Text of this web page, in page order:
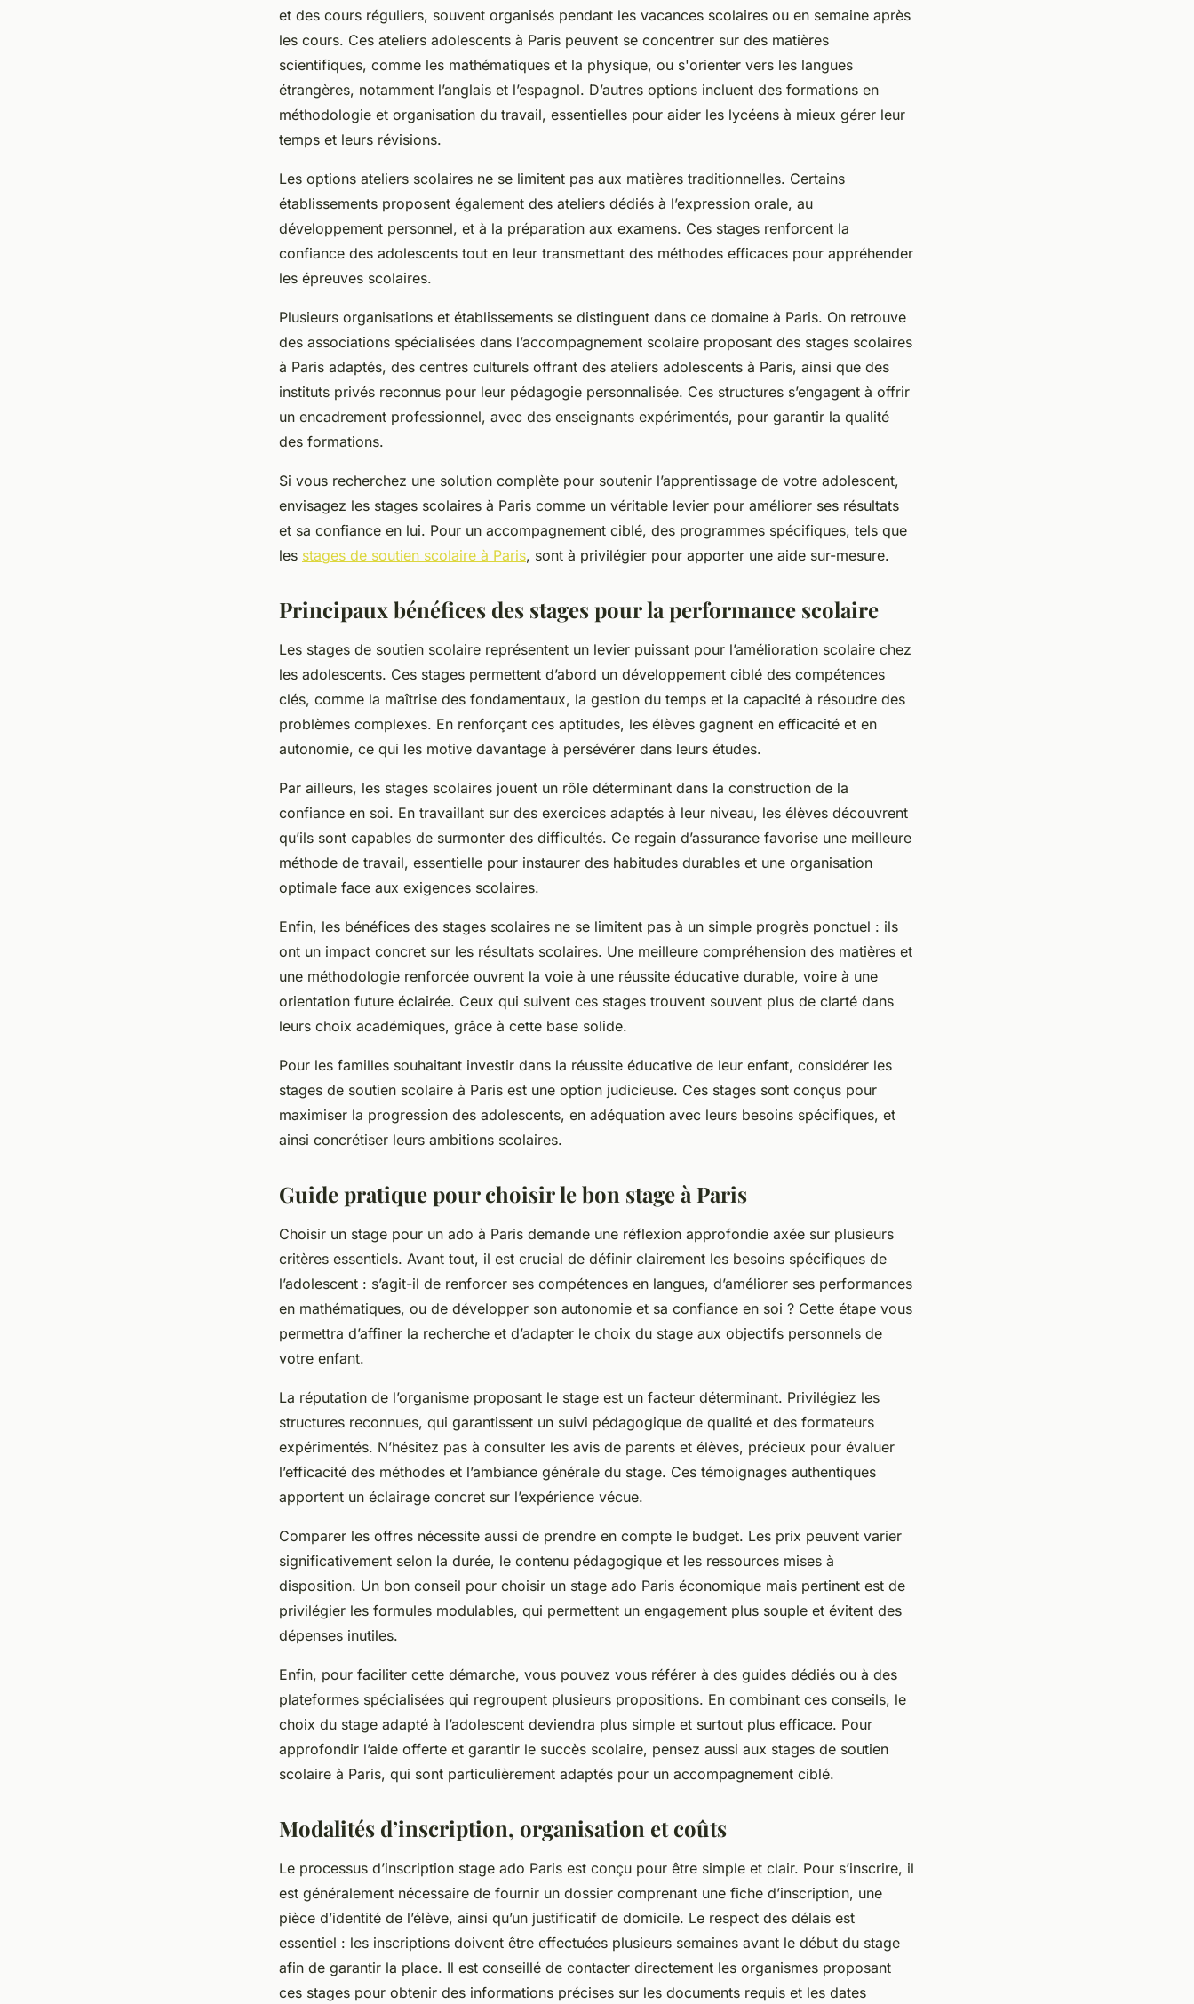
et des cours réguliers, souvent organisés pendant les vacances scolaires ou en semaine après
les cours. Ces ateliers adolescents à Paris peuvent se concentrer sur des matières
scientifiques, comme les mathématiques et la physique, ou s'orienter vers les langues
étrangères, notamment l’anglais et l’espagnol. D’autres options incluent des formations en
méthodologie et organisation du travail, essentielles pour aider les lycéens à mieux gérer leur
temps et leurs révisions.
Les options ateliers scolaires ne se limitent pas aux matières traditionnelles. Certains
établissements proposent également des ateliers dédiés à l’expression orale, au
développement personnel, et à la préparation aux examens. Ces stages renforcent la
confiance des adolescents tout en leur transmettant des méthodes efficaces pour appréhender
les épreuves scolaires.
Plusieurs organisations et établissements se distinguent dans ce domaine à Paris. On retrouve
des associations spécialisées dans l’accompagnement scolaire proposant des stages scolaires
à Paris adaptés, des centres culturels offrant des ateliers adolescents à Paris, ainsi que des
instituts privés reconnus pour leur pédagogie personnalisée. Ces structures s’engagent à offrir
un encadrement professionnel, avec des enseignants expérimentés, pour garantir la qualité
des formations.
Si vous recherchez une solution complète pour soutenir l’apprentissage de votre adolescent,
envisagez les stages scolaires à Paris comme un véritable levier pour améliorer ses résultats
et sa confiance en lui. Pour un accompagnement ciblé, des programmes spécifiques, tels que
les stages de soutien scolaire à Paris, sont à privilégier pour apporter une aide sur-mesure.
Principaux bénéfices des stages pour la performance scolaire
Les stages de soutien scolaire représentent un levier puissant pour l’amélioration scolaire chez
les adolescents. Ces stages permettent d’abord un développement ciblé des compétences
clés, comme la maîtrise des fondamentaux, la gestion du temps et la capacité à résoudre des
problèmes complexes. En renforçant ces aptitudes, les élèves gagnent en efficacité et en
autonomie, ce qui les motive davantage à persévérer dans leurs études.
Par ailleurs, les stages scolaires jouent un rôle déterminant dans la construction de la
confiance en soi. En travaillant sur des exercices adaptés à leur niveau, les élèves découvrent
qu’ils sont capables de surmonter des difficultés. Ce regain d’assurance favorise une meilleure
méthode de travail, essentielle pour instaurer des habitudes durables et une organisation
optimale face aux exigences scolaires.
Enfin, les bénéfices des stages scolaires ne se limitent pas à un simple progrès ponctuel : ils
ont un impact concret sur les résultats scolaires. Une meilleure compréhension des matières et
une méthodologie renforcée ouvrent la voie à une réussite éducative durable, voire à une
orientation future éclairée. Ceux qui suivent ces stages trouvent souvent plus de clarté dans
leurs choix académiques, grâce à cette base solide.
Pour les familles souhaitant investir dans la réussite éducative de leur enfant, considérer les
stages de soutien scolaire à Paris est une option judicieuse. Ces stages sont conçus pour
maximiser la progression des adolescents, en adéquation avec leurs besoins spécifiques, et
ainsi concrétiser leurs ambitions scolaires.
Guide pratique pour choisir le bon stage à Paris
Choisir un stage pour un ado à Paris demande une réflexion approfondie axée sur plusieurs
critères essentiels. Avant tout, il est crucial de définir clairement les besoins spécifiques de
l’adolescent : s’agit-il de renforcer ses compétences en langues, d’améliorer ses performances
en mathématiques, ou de développer son autonomie et sa confiance en soi ? Cette étape vous
permettra d’affiner la recherche et d’adapter le choix du stage aux objectifs personnels de
votre enfant.
La réputation de l’organisme proposant le stage est un facteur déterminant. Privilégiez les
structures reconnues, qui garantissent un suivi pédagogique de qualité et des formateurs
expérimentés. N’hésitez pas à consulter les avis de parents et élèves, précieux pour évaluer
l’efficacité des méthodes et l’ambiance générale du stage. Ces témoignages authentiques
apportent un éclairage concret sur l’expérience vécue.
Comparer les offres nécessite aussi de prendre en compte le budget. Les prix peuvent varier
significativement selon la durée, le contenu pédagogique et les ressources mises à
disposition. Un bon conseil pour choisir un stage ado Paris économique mais pertinent est de
privilégier les formules modulables, qui permettent un engagement plus souple et évitent des
dépenses inutiles.
Enfin, pour faciliter cette démarche, vous pouvez vous référer à des guides dédiés ou à des
plateformes spécialisées qui regroupent plusieurs propositions. En combinant ces conseils, le
choix du stage adapté à l’adolescent deviendra plus simple et surtout plus efficace. Pour
approfondir l’aide offerte et garantir le succès scolaire, pensez aussi aux stages de soutien
scolaire à Paris, qui sont particulièrement adaptés pour un accompagnement ciblé.
Modalités d’inscription, organisation et coûts
Le processus d’inscription stage ado Paris est conçu pour être simple et clair. Pour s’inscrire, il
est généralement nécessaire de fournir un dossier comprenant une fiche d’inscription, une
pièce d’identité de l’élève, ainsi qu’un justificatif de domicile. Le respect des délais est
essentiel : les inscriptions doivent être effectuées plusieurs semaines avant le début du stage
afin de garantir la place. Il est conseillé de contacter directement les organismes proposant
ces stages pour obtenir des informations précises sur les documents requis et les dates